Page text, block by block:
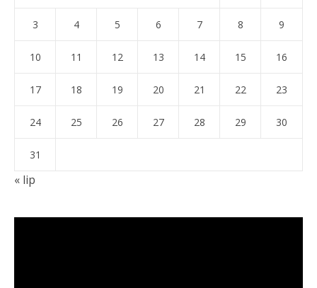
3 4 5 6 7 8 9
10 11 12 13 14 15 16
17 18 19 20 21 22 23
24 25 26 27 28 29 30
31
« lip